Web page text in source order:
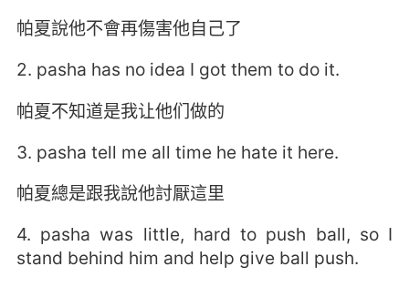
帕夏說他不會再傷害他自己了
2. pasha has no idea I got them to do it.
帕夏不知道是我让他们做的
3. pasha tell me all time he hate it here.
帕夏總是跟我說他討厭這里
4. pasha was little, hard to push ball, so I
stand behind him and help give ball push.